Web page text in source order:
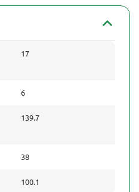
17
6
139.7
38
100.1